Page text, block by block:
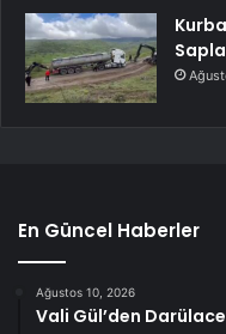
En Güncel Haberler
Ağustos 10, 2026
Vali Gül’den